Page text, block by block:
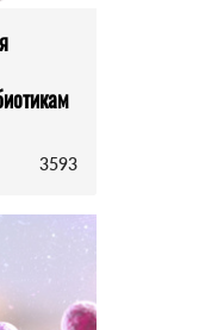
3593